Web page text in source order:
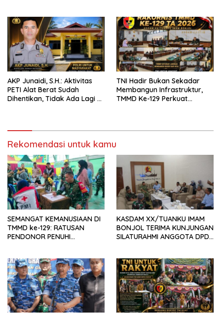
Batang Hari
AKP Junaidi, S.H.: Aktivitas
PETI Alat Berat Sudah
Dihentikan, Tidak Ada Lagi di
TNI Hadir Bukan Sekadar
Membangun Infrastruktur,
TMMD Ke-129 Perkuat
Rekomendasi untuk kamu
SEMANGAT KEMANUSIAAN DI
TMMD ke-129: RATUSAN
PENDONOR PENUHI
KASDAM XX/TUANKU IMAM
BONJOL TERIMA KUNJUNGAN
SILATURAHMI ANGGOTA DPD